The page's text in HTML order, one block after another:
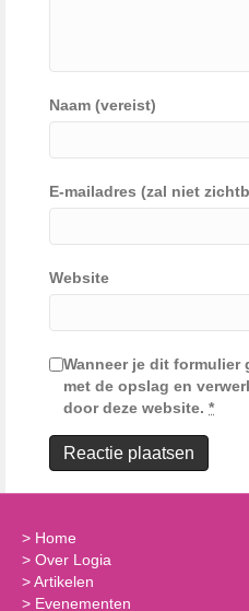
Naam (vereist)
E-mailadres (zal niet
Website
Wanneer je dit formulier
met de opslag en
door deze website. *
> Home
> Over Logia
>Artikelen
> Evenementen